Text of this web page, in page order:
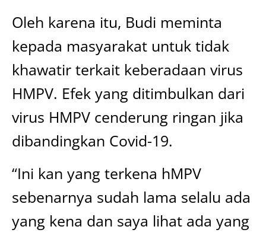
Oleh karena itu, Budi meminta
kepada masyarakat untuk tidak
khawatir terkait keberadaan virus
HMPV. Efek yang ditimbulkan dari
virus HMPV cenderung ringan jika
dibandingkan Covid-19.
“Ini kan yang terkena hMPV
sebenarnya sudah lama selalu ada
yang kena dan saya lihat ada yang